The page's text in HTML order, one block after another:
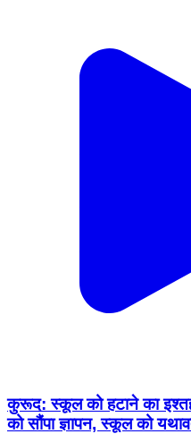
कुरूद: स्कूल को हटाने का
को सौंपा ज्ञापन, स्कूल को